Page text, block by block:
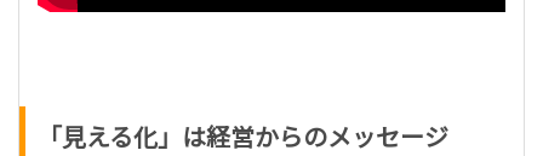
「見える化」は経営からのメッセージ